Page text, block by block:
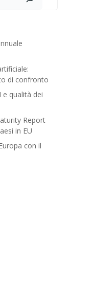
di confronto
e qualità dei
Report
in EU
con il